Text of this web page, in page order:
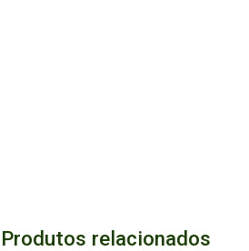
Produtos relacionados